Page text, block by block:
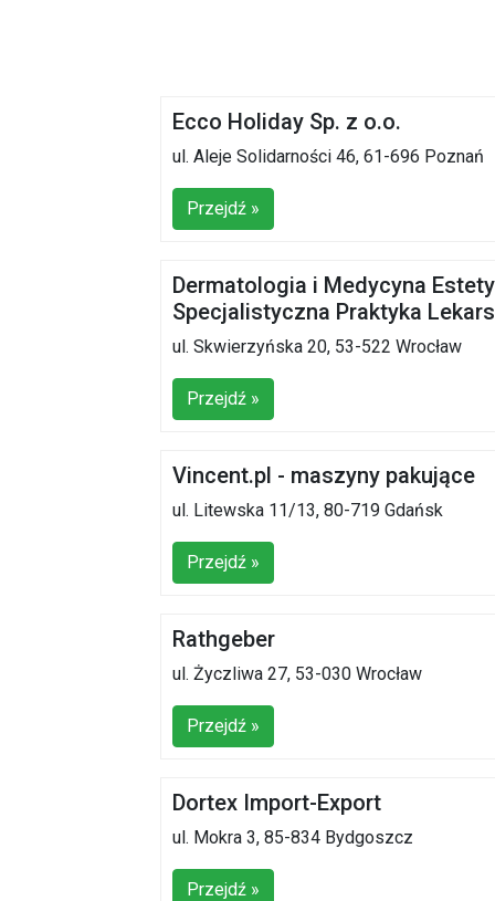
Ecco Holiday Sp. z o.o.
ul. Aleje Solidarności 46, 61-696 Poznań
Przejdź »
Dermatologia i Medycyna
Specjalistyczna Praktyka
ul. Skwierzyńska 20, 53-522 Wrocław
Przejdź »
Vincent.pl - maszyny pakujące
ul. Litewska 11/13, 80-719 Gdańsk
Przejdź »
Rathgeber
ul. Życzliwa 27, 53-030 Wrocław
Przejdź »
Dortex Import-Export
ul. Mokra 3, 85-834 Bydgoszcz
Przejdź »